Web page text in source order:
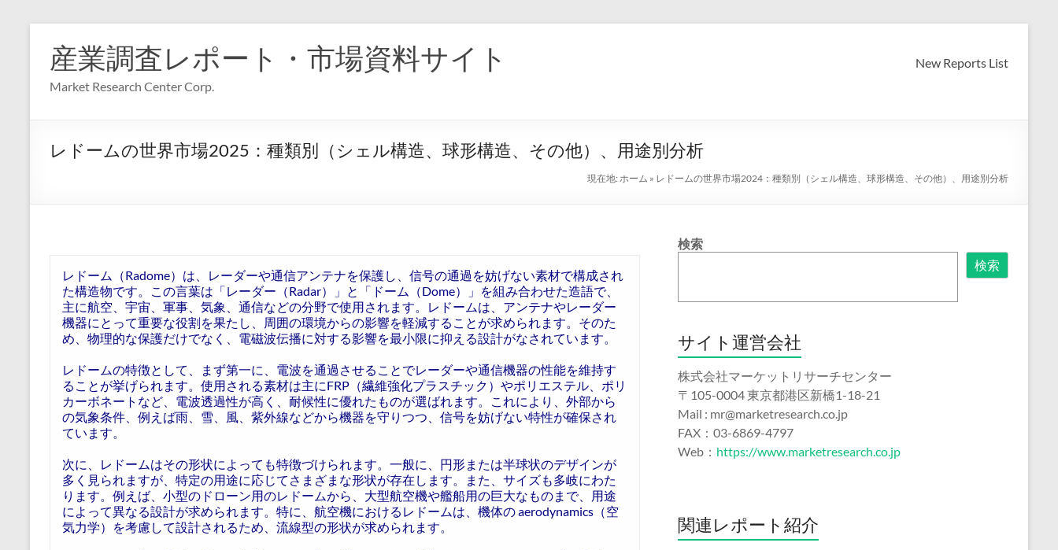
産業調査レポート・市場資料サイト
Market Research Center Corp.
New Reports List
レドームの世界市場2025：種類別（シェル構造、球形構造、その他）、用途別分析
現在地: ホーム » レドームの世界市場2024：種類別（シェル構造、球形構造、その他）、用途別分析
レドーム（Radome）は、レーダーや通信アンテナを保護し、信号の通過を妨げない素材で構成され
た構造物です。この言葉は「レーダー（Radar）」と「ドーム（Dome）」を組み合わせた造語で、
主に航空、宇宙、軍事、気象、通信などの分野で使用されます。レドームは、アンテナやレーダー
機器にとって重要な役割を果たし、周囲の環境からの影響を軽減することが求められます。そのた
め、物理的な保護だけでなく、電磁波伝播に対する影響を最小限に抑える設計がなされています。
レドームの特徴として、まず第一に、電波を通過させることでレーダーや通信機器の性能を維持す
ることが挙げられます。使用される素材は主にFRP（繊維強化プラスチック）やポリエステル、ポリ
カーボネートなど、電波透過性が高く、耐候性に優れたものが選ばれます。これにより、外部から
の気象条件、例えば雨、雪、風、紫外線などから機器を守りつつ、信号を妨げない特性が確保され
ています。
次に、レドームはその形状によっても特徴づけられます。一般に、円形または半球状のデザインが
多く見られますが、特定の用途に応じてさまざまな形状が存在します。また、サイズも多岐にわた
ります。例えば、小型のドローン用のレドームから、大型航空機や艦船用の巨大なものまで、用途
によって異なる設計が求められます。特に、航空機におけるレドームは、機体の aerodynamics（空
気力学）を考慮して設計されるため、流線型の形状が求められます。
検索
検索
サイト運営会社
株式会社マーケットリサーチセンター
〒105-0004 東京都港区新橋1-18-21
Mail : mr@marketresearch.co.jp
FAX：03-6869-4797
Web： https://www.marketresearch.co.jp
関連レポート紹介